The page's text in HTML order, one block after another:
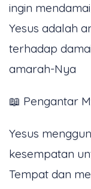
ingin
Yesus adalah
terhadap
amarah-Nya
📖 Pengantar
Yesus
kesempatan
Tempat dan